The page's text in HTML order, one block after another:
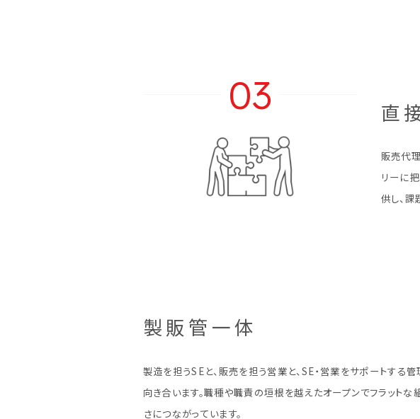
03 直
販売代
リーに
供し、課
製販管一体
製造を担うSEと、販売を担う営業と、SE・営業をサポートする
向き合います。職種や職責の垣根を越えたオープンでフラット
さにつながっています。